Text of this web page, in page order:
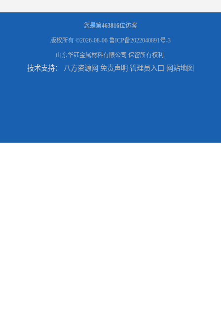
您是第463816位访客
版权所有 ©2026-08-06 鲁ICP备2022040891号-3
山东华钰金属材料有限公司 保留所有权利.
技术支持： 八方资源网 免责声明 管理员入口 网站地图